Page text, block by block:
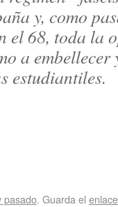
y, como
el 68, toda la
a embellecer
estudiantiles.
pasado. Guarda el